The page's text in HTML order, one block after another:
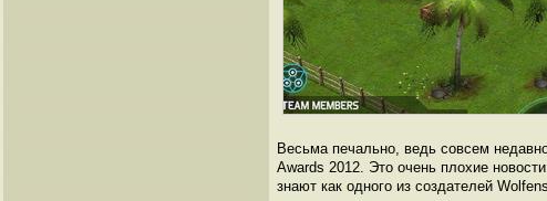
Весьма печально, ведь совсем
Awards 2012. Это очень плохие
знают как одного из создателей